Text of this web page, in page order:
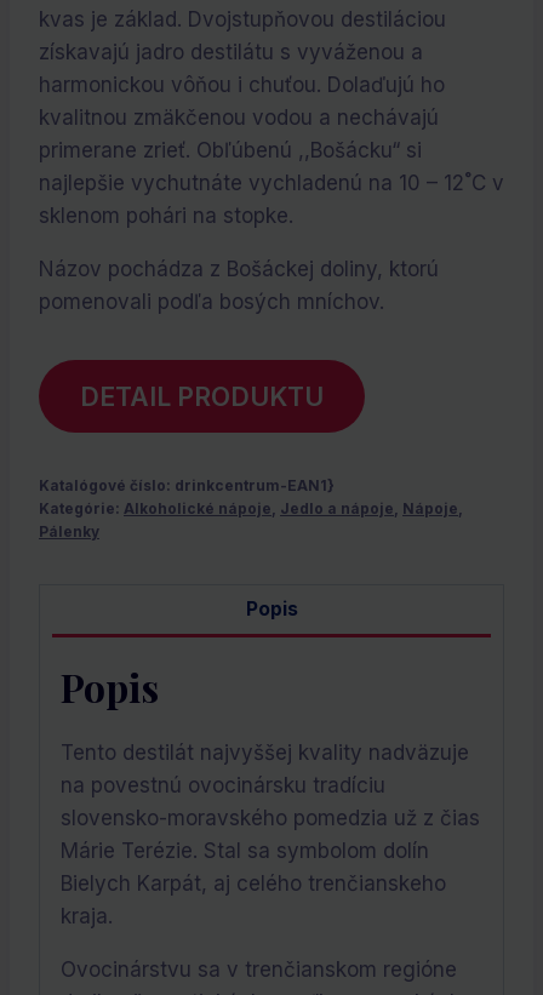
kvas je základ. Dvojstupňovou destiláciou
získavajú jadro destilátu s vyváženou a
harmonickou vôňou i chuťou. Dolaďujú ho
kvalitnou zmäkčenou vodou a nechávajú
primerane zrieť. Obľúbenú ,,Bošácku“ si
najlepšie vychutnáte vychladenú na 10 – 12˚C v
sklenom pohári na stopke.
Názov pochádza z Bošáckej doliny, ktorú
pomenovali podľa bosých mníchov.
DETAIL PRODUKTU
Katalógové číslo: drinkcentrum-EAN1}
Kategórie: Alkoholické nápoje, Jedlo a nápoje, Nápoje,
Pálenky
Popis
Popis
Tento destilát najvyššej kvality nadväzuje
na povestnú ovocinársku tradíciu
slovensko-moravského pomedzia už z čias
Márie Terézie. Stal sa symbolom dolín
Bielych Karpát, aj celého trenčianskeho
kraja.
Ovocinárstvu sa v trenčianskom regióne